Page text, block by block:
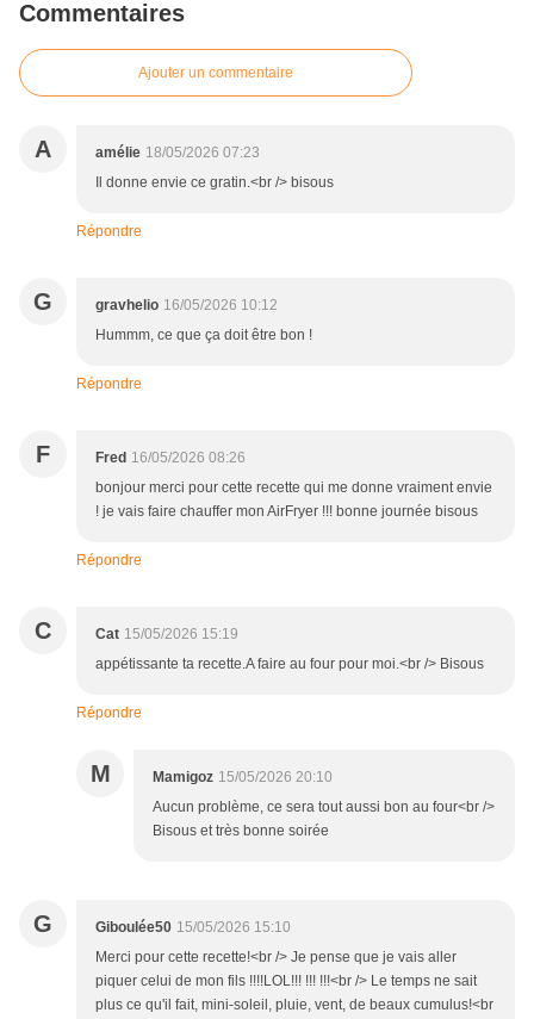
Commentaires
Ajouter un commentaire
A amélie 18/05/2026 07:23
Il donne envie ce gratin.<br /> bisous
Répondre
G gravhelio 16/05/2026 10:12
Hummm, ce que ça doit être bon !
Répondre
F Fred 16/05/2026 08:26
bonjour merci pour cette recette qui me donne vraiment envie
! je vais faire chauffer mon AirFryer !!! bonne journée bisous
Répondre
C Cat 15/05/2026 15:19
appétissante ta recette.A faire au four pour moi.<br /> Bisous
Répondre
M Mamigoz 15/05/2026 20:10
Aucun problème, ce sera tout aussi bon au four<br />
Bisous et très bonne soirée
G Giboulée50 15/05/2026 15:10
Merci pour cette recette!<br /> Je pense que je vais aller
piquer celui de mon fils !!!!LOL!!! !!! !!!<br /> Le temps ne sait
plus ce qu'il fait, mini-soleil, pluie, vent, de beaux cumulus!<br